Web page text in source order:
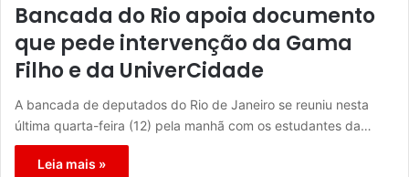
Bancada do Rio apoia documento
que pede intervenção da Gama
Filho e da UniverCidade
A bancada de deputados do Rio de Janeiro se reuniu nesta
última quarta-feira (12) pela manhã com os estudantes da…
Leia mais »